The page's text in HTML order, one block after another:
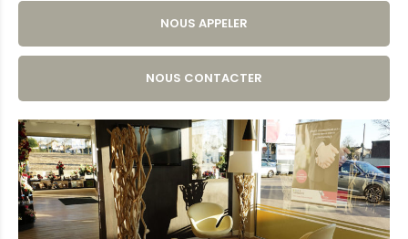
NOUS APPELER
NOUS CONTACTER